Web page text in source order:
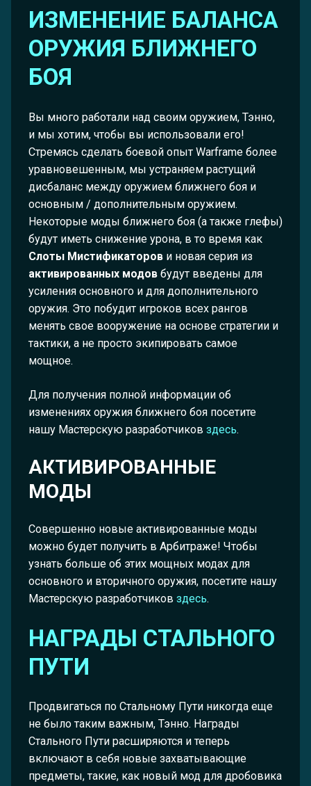
ИЗМЕНЕНИЕ БАЛАНСА
ОРУЖИЯ БЛИЖНЕГО
БОЯ
Вы много работали над своим оружием, Тэнно,
и мы хотим, чтобы вы использовали его!
Стремясь сделать боевой опыт Warframe более
уравновешенным, мы устраняем растущий
дисбаланс между оружием ближнего боя и
основным / дополнительным оружием.
Некоторые моды ближнего боя (а также глефы)
будут иметь снижение урона, в то время как
Слоты Мистификаторов и новая серия из
активированных модов будут введены для
усиления основного и для дополнительного
оружия. Это побудит игроков всех рангов
менять свое вооружение на основе стратегии и
тактики, а не просто экипировать самое
мощное.
Для получения полной информации об
изменениях оружия ближнего боя посетите
нашу Мастерскую разработчиков здесь.
АКТИВИРОВАННЫЕ
МОДЫ
Совершенно новые активированные моды
можно будет получить в Арбитраже! Чтобы
узнать больше об этих мощных модах для
основного и вторичного оружия, посетите нашу
Мастерскую разработчиков здесь.
НАГРАДЫ СТАЛЬНОГО
ПУТИ
Продвигаться по Стальному Пути никогда еще
не было таким важным, Тэнно. Награды
Стального Пути расширяются и теперь
включают в себя новые захватывающие
предметы, такие, как новый мод для дробовика